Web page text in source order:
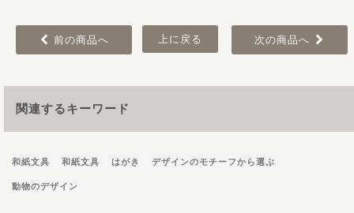
前の商品へ 上に戻る 次の商品へ
関連するキーワード
和紙文具 和紙文具 はがき デザインのモチーフから選ぶ
動物のデザイン